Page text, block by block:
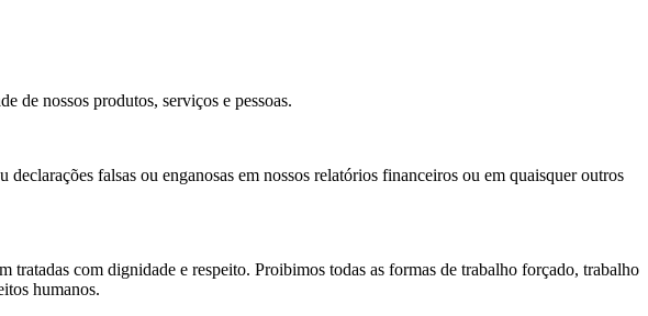
de nossos produtos, serviços e pessoas.
falsas ou enganosas em nossos relatórios financeiros ou em quaisquer outros
tratadas com dignidade e respeito. Proibimos todas as formas de trabalho forçado, trabalho
humanos.